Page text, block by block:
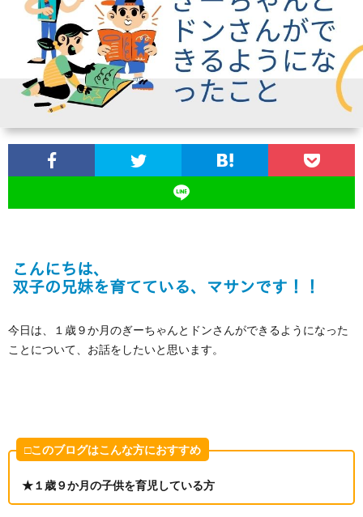
ン
ズ
の
今日は、１歳９か月のぎーちゃんとドンさんができるようになった
ことについて、お話をしたいと思います。
□このブログはこんな方におすすめ
★１歳９か月の子供を育児している方